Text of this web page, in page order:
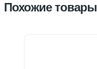
Похожие товары